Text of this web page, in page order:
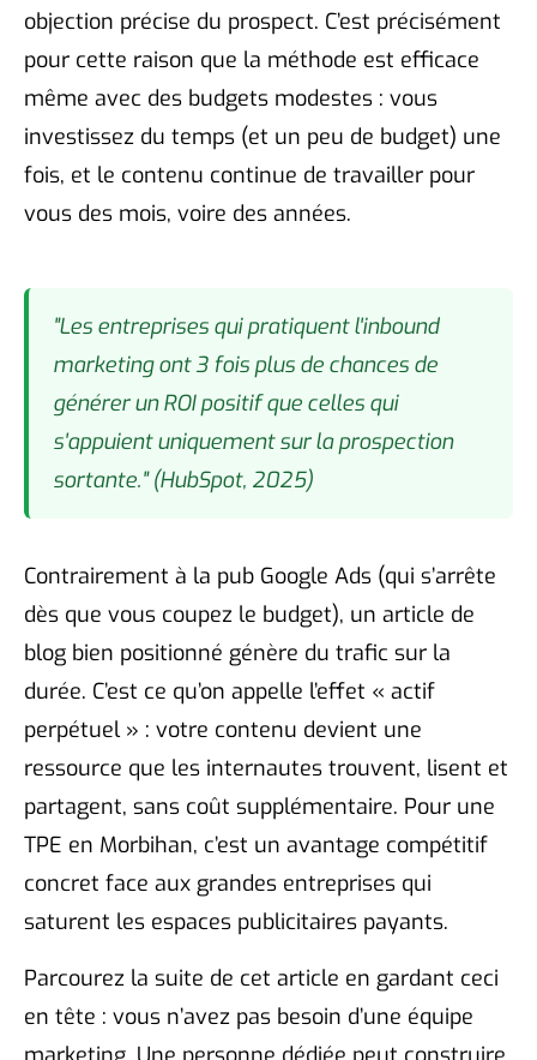
objection précise du prospect. C’est précisément
pour cette raison que la méthode est efficace
même avec des budgets modestes : vous
investissez du temps (et un peu de budget) une
fois, et le contenu continue de travailler pour
vous des mois, voire des années.
"Les entreprises qui pratiquent l'inbound
marketing ont 3 fois plus de chances de
générer un ROI positif que celles qui
s'appuient uniquement sur la prospection
sortante." (HubSpot, 2025)
Contrairement à la pub Google Ads (qui s’arrête
dès que vous coupez le budget), un article de
blog bien positionné génère du trafic sur la
durée. C’est ce qu’on appelle l’effet « actif
perpétuel » : votre contenu devient une
ressource que les internautes trouvent, lisent et
partagent, sans coût supplémentaire. Pour une
TPE en Morbihan, c’est un avantage compétitif
concret face aux grandes entreprises qui
saturent les espaces publicitaires payants.
Parcourez la suite de cet article en gardant ceci
en tête : vous n’avez pas besoin d’une équipe